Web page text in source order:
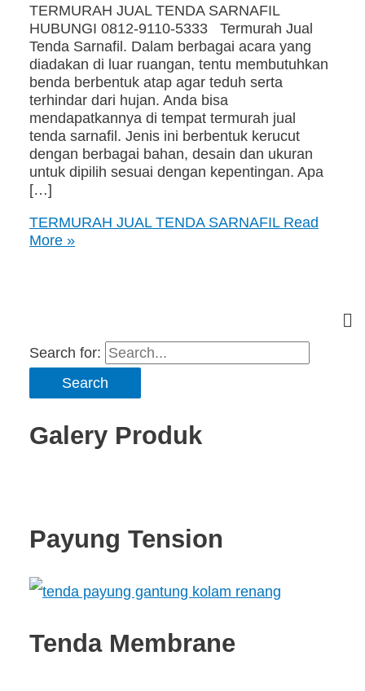
TERMURAH JUAL TENDA SARNAFIL
HUBUNGI 0812-9110-5333 Termurah Jual
Tenda Sarnafil. Dalam berbagai acara yang
diadakan di luar ruangan, tentu membutuhkan
benda berbentuk atap agar teduh serta
terhindar dari hujan. Anda bisa
mendapatkannya di tempat termurah jual
tenda sarnafil. Jenis ini berbentuk kerucut
dengan berbagai bahan, desain dan ukuran
untuk dipilih sesuai dengan kepentingan. Apa
[…]
TERMURAH JUAL TENDA SARNAFILRead
More »
Search for:
Galery Produk
Payung Tension
Tenda Membrane